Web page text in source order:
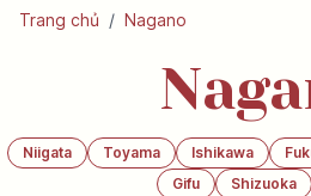
Trang chủ / Nagano
Niigata Toyama Ishikawa
Gifu
Shizuoka